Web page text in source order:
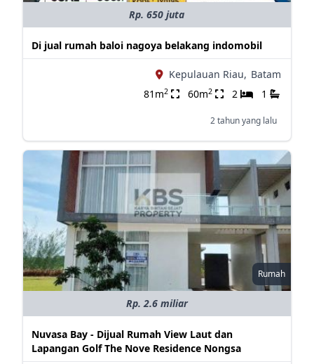
Rp. 650 juta
Di jual rumah baloi nagoya belakang indomobil
Kepulauan Riau, Batam
81m2 60m2 2 1
2 tahun yang lalu
Rumah
Rp. 2.6 miliar
Nuvasa Bay - Dijual Rumah View Laut dan
Lapangan Golf The Nove Residence Nongsa